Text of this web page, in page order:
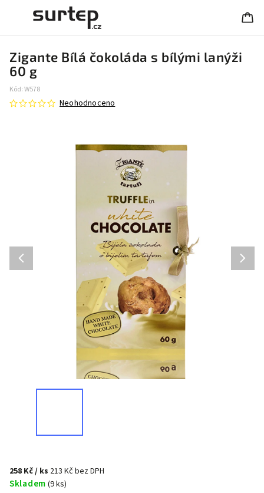
Zigante Bílá čokoláda s bílými lanýži
60 g
Kód:W578
Neohodnoceno
258 Kč/ ks 213 Kč bez DPH
Skladem (9 ks)